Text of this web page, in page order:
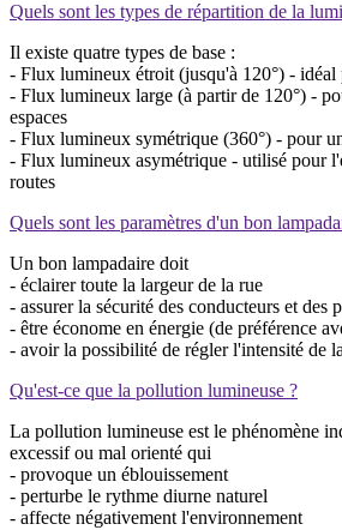
Quels sont les types de répartition de la
Il existe quatre types de base :
- Flux lumineux étroit (jusqu'à 120°) - idéal
- Flux lumineux large (à partir de 120°) -
espaces
- Flux lumineux symétrique (360°) - pour
- Flux lumineux asymétrique - utilisé pour
routes
Quels sont les paramètres d'un bon
Un bon lampadaire doit
- éclairer toute la largeur de la rue
- assurer la sécurité des conducteurs et des
- être économe en énergie (de préférence
- avoir la possibilité de régler l'intensité de
Qu'est-ce que la pollution lumineuse ?
La pollution lumineuse est le phénomène
excessif ou mal orienté qui
- provoque un éblouissement
- perturbe le rythme diurne naturel
- affecte négativement l'environnement